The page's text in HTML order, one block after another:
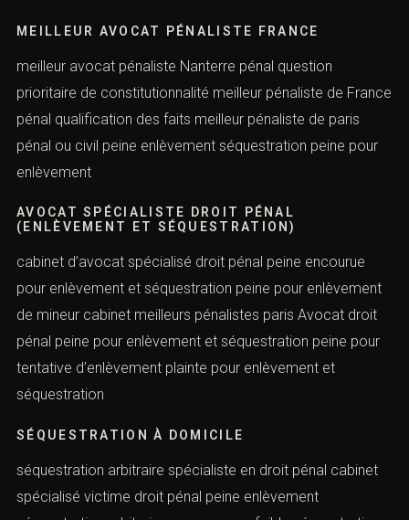
droit pénal à distance droit pénal vol sanction droit
avocat pénaliste en France pénaliste définition pénaliste
définition français
MEILLEUR AVOCAT PÉNALISTE FRANCE
meilleur avocat pénaliste Nanterre pénal question
prioritaire de constitutionnalité meilleur pénaliste de
France pénal qualification des faits meilleur pénaliste de
paris pénal ou civil peine enlèvement séquestration
peine pour enlèvement
AVOCAT SPÉCIALISTE DROIT PÉNAL
(ENLÈVEMENT ET SÉQUESTRATION)
cabinet d’avocat spécialisé droit pénal peine encourue
pour enlèvement et séquestration peine pour
enlèvement de mineur cabinet meilleurs pénalistes paris
séquestration peine pour tentative d’enlèvement plainte
pour enlèvement et séquestration